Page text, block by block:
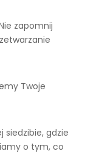
zapomnij
Twoje
siedzibie, gdzie
o tym, co